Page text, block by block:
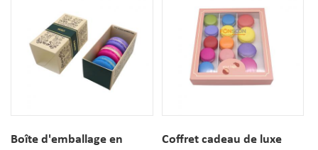
Boîte d'emballage en
Coffret cadeau de luxe